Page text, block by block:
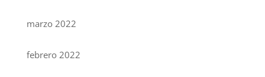
marzo 2022
febrero 2022